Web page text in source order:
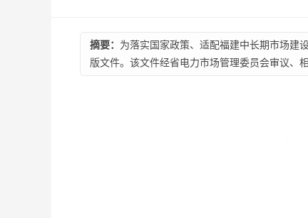
摘要： 为落实国家政策、适配福建中长期市场建
版文件。该文件经省电力市场管理委员会审议、